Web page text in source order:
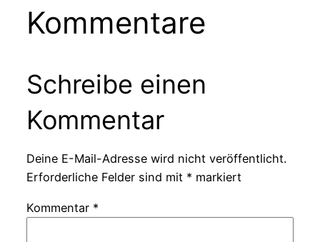
Kommentare
Schreibe einen
Kommentar
Deine E-Mail-Adresse wird nicht veröffentlicht.
Erforderliche Felder sind mit * markiert
Kommentar *